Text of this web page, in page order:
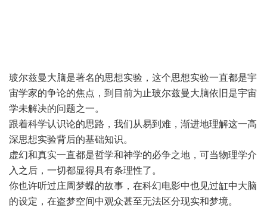
玻尔兹曼大脑是著名的思想实验，这个思想实验一直都是宇
宙学家的争论的焦点，到目前为止玻尔兹曼大脑依旧是宇宙
学未解决的问题之一。
跟着科学认识论的思路，我们从易到难，渐进地理解这一高
深思想实验背后的基础知识。
虚幻和真实一直都是哲学和神学的必争之地，可当物理学介
入之后，一切都显得具有条理性了。
你也许听过庄周梦蝶的故事，在科幻电影中也见过缸中大脑
的设定，在盗梦空间中观众甚至无法区分现实和梦境。